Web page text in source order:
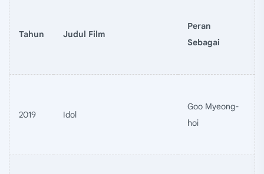
Tahun Judul Film
Peran
Sebagai
2019 Idol
Goo Myeong-
hoi